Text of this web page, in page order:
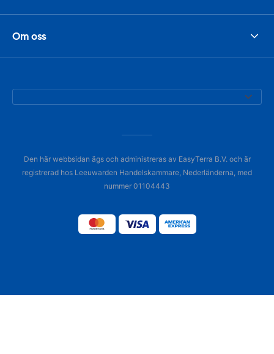
Om oss
Den här webbsidan ägs och administreras av EasyTerra B.V. och är
registrerad hos Leeuwarden Handelskammare, Nederländerna, med
nummer 01104443